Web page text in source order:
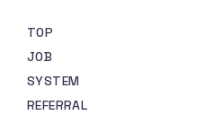
TOP
JOB
SYSTEM
REFERRAL